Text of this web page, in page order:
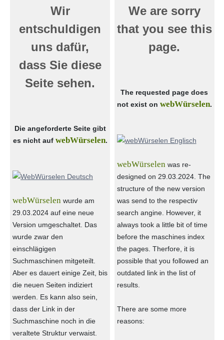
We are sorry
that you see this
page.
The requested page does
not exist on webWürselen.
webWürselenwas re-
designed on 29.03.2024. The
structure of the new version
was send to the respectiv
search angine. However, it
always took a little bit of time
before the maschines index
the pages. Therfore, it is
possible that you followed an
outdated link in the list of
results.
There are some more
reasons:
Wir
entschuldigen
uns dafür,
dass Sie diese
Seite sehen.
Die angeforderte Seite gibt
es nicht auf webWürselen.
webWürselen wurde am
29.03.2024 auf eine neue
Version umgeschaltet. Das
wurde zwar den
einschlägigen
Suchmaschinen mitgeteilt.
Aber es dauert einige Zeit, bis
die neuen Seiten indiziert
werden. Es kann also sein,
dass der Link in der
Suchmaschine noch in die
veraltete Struktur verwaist.